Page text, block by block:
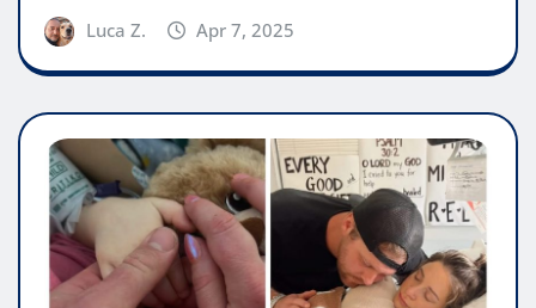
Luca Z. Apr 7, 2025